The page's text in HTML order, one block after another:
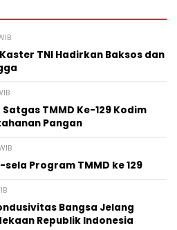
TNI Hadirkan Baksos dan
TMMD Ke-129 Kodim
Pangan
Program TMMD ke 129
Bangsa Jelang
Republik Indonesia